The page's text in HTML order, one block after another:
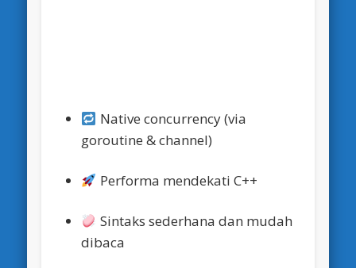
Native concurrency (via
goroutine & channel)
Performa mendekati C++
Sintaks sederhana dan mudah
dibaca